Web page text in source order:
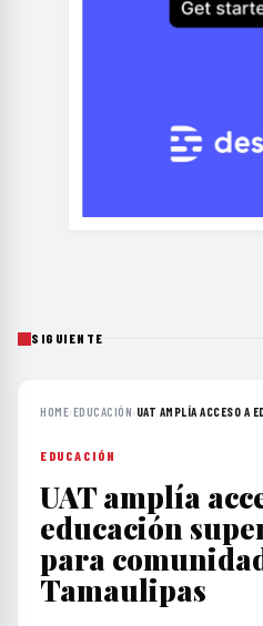
SIGUIENTE
HOME›EDUCACIÓN› UAT AMPLÍA ACCESO A
EDUCACIÓN
UAT amplía
educación
para
Tamaulipas